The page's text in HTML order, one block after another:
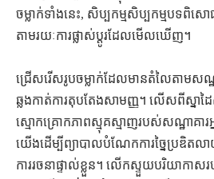
ចម្លាក់ទាំងនេះ, សិប្បកម្មសិប្បកម្មបទពិសោ
តាមរយៈការផ្លាស់ប្តូរដែលមើលឃើញ។
ជ្រើសរើសរូបចម្លាក់ដែលមានតំលៃតាមសណ្
ឆ្លងកាត់ការតុបតែងសាមញ្ញ។ លើសពីស្នា
ស្មោកគ្រោកភាពស្មុគស្មាញរបស់សណ្ឋាគារ
យើងដើម្បីព្យាបាលបំណែកការច្នៃប្រឌិ
ការរចនាផ្ទាល់ខ្លួន។ លើកស្ទួយបរិយាកាស